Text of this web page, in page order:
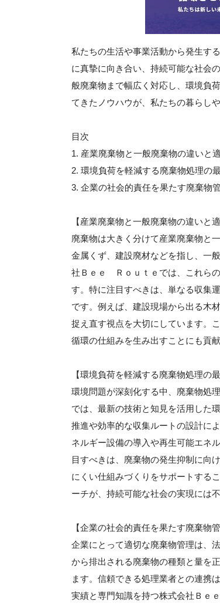
私たちの生活や事業活動から発生す
に真摯に向き合い、持続可能な社会
般廃棄物まで幅広く対応し、環境負
てきたノウハウが、私たちの暮らし
目次
1. 産業廃棄物と一般廃棄物の違いと
2. 環境負荷を軽減する廃棄物処理の
3. 企業の社会的責任を果たす廃棄物
【産業廃棄物と一般廃棄物の違いと
廃棄物は大きく分けて産業廃棄物と
金属くず、建設廃材などを指し、一
社Ｂｅｅ Ｒｏｕｔｅでは、これら
す。特に注目すべきは、単なる収集
です。例えば、建設現場から出る木
捉え直す視点を大切にしています。
循環の仕組みを生み出すことにも貢献
【環境負荷を軽減する廃棄物処理の
環境問題が深刻化する中、廃棄物処
では、最新の技術と知見を活用した
推進や効率的な収集ルートの設計に
ネルギー設備の導入や再生可能エネ
目すべきは、廃棄物の発生抑制に向
にくい仕組みづくりをサポートする
ーチが、持続可能な社会の実現には
【企業の社会的責任を果たす廃棄物
企業にとって適切な廃棄物管理は、
から排出される廃棄物の種類と量を
ます。信頼できる処理業者との連携
実績と専門知識を持つ株式会社Ｂｅ